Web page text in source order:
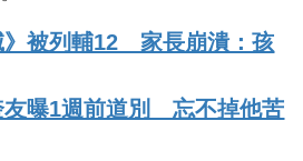
》被列輔12 家長崩潰：孩
友曝1週前道別 忘不掉他苦